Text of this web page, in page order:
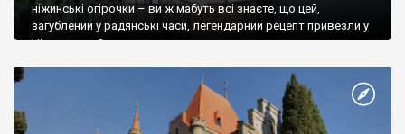
ніжинські огірочки – ви ж мабуть всі знаєте, що цей,
загублений у радянські часи, легендарний рецепт привезли у
Ніжин греки?